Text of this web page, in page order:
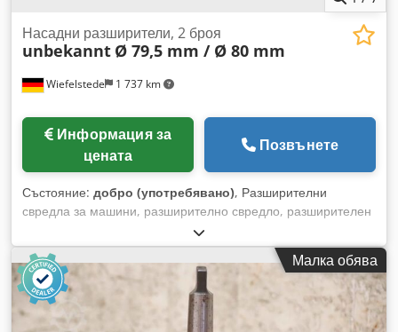
Wiefelstede 1 737 km
Насадни разширители, 2 броя
unbekannt Ø 79,5 mm / Ø 80 mm
Информация за
цената
Позвънете
Състояние: добро (употребявано), Разширителни
свредла за машини, разширително свредло, разширителен
инструмент, комплект режещи инструменти за измерване
на размери -Разширителни свредла, монтиращи се: 2 броя
разширителни свредла за машини -Тип: Ø 79,5 mm, захват
29/33 mm -Тип: Ø 80 mm, захват 37/40 mm -Предлага се/
Цена: комплект Djdpozhlaijfx Ah Ieck -Размери за
транспортиране: 160/80/В90 mm -Общо тегло: 3,8 kg
Малка обява